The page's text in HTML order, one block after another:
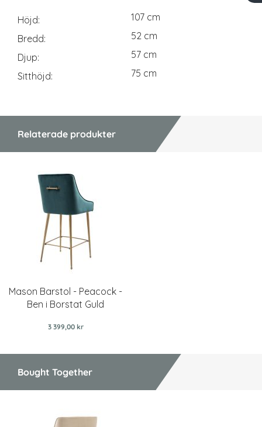
Höjd
107 cm
Bredd
52 cm
Djup
57 cm
Sitthöjd
75 cm
Relaterade produkter
Mason Barstol - Peacock -
Ben i Borstat Guld
3 399,00 kr
Bought Together